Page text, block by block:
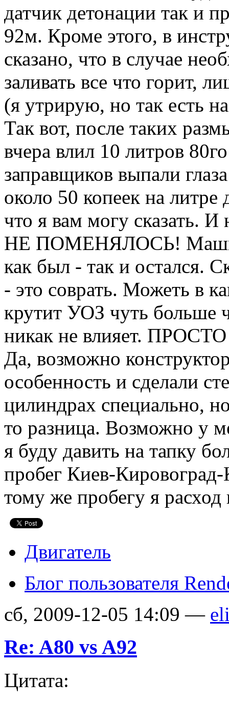
датчик детонации так и
92м. Кроме этого, в
сказано, что в случае
заливать все что горит,
(я утрирую, но так есть
Так вот, после таких
вчера влил 10 литров
заправщиков выпали
около 50 копеек на
что я вам могу
НЕ ПОМЕНЯЛОСЬ!
как был - так и остался.
- это соврать. Можеть в
крутит УОЗ чуть больше
никак не влияет.
Да, возможно
особенность и сделали
цилиндрах специально,
то разница. Возможно у
я буду давить на тапку
пробег Киев-
тому же пробегу я
Двигатель
Блог пользователя
сб, 2009-12-05 14:09 —
Re: A80 vs A92
Цитата: